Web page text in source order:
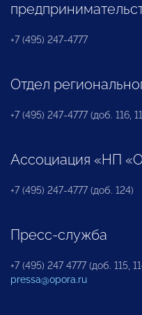
+7 (495) 247-4777
Отдел
+7 (495) 247-4777 (доб. 116,
Ассоциация «НП
+7 (495) 247-4777 (доб. 124)
Пресс-служба
+7 (495) 247 4777 (доб. 115,
pressa@opora.ru